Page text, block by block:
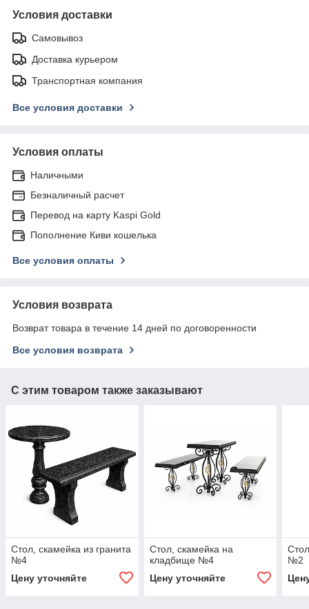
Условия доставки
Самовывоз
Доставка курьером
Транспортная компания
Все условия доставки
Условия оплаты
Наличными
Безналичный расчет
Перевод на карту Kaspi Gold
Пополнение Киви кошелька
Все условия оплаты
Условия возврата
Возврат товара в течение 14 дней по договоренности
Все условия возврата
С этим товаром также заказывают
Стол, скамейка из гранита
№4
Цену уточняйте
Стол, скамейка на
кладбище №4
Цену уточняйте
№2